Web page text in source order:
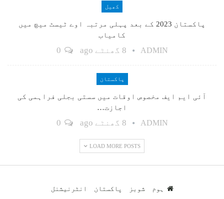
کھیل
پاکستان 2023 کے بعد پہلی مرتبہ اوے ٹیسٹ میچ میں
کامیاب
ADMIN 8 گھنٹے ago
پاکستان
آئی ایم ایف مخصوص اوقات میں سستی بجلی فراہمی کی
اجازت…
ADMIN 8 گھنٹے ago
LOAD MORE POSTS
ہوم شوبز پاکستان انٹرنیشنل